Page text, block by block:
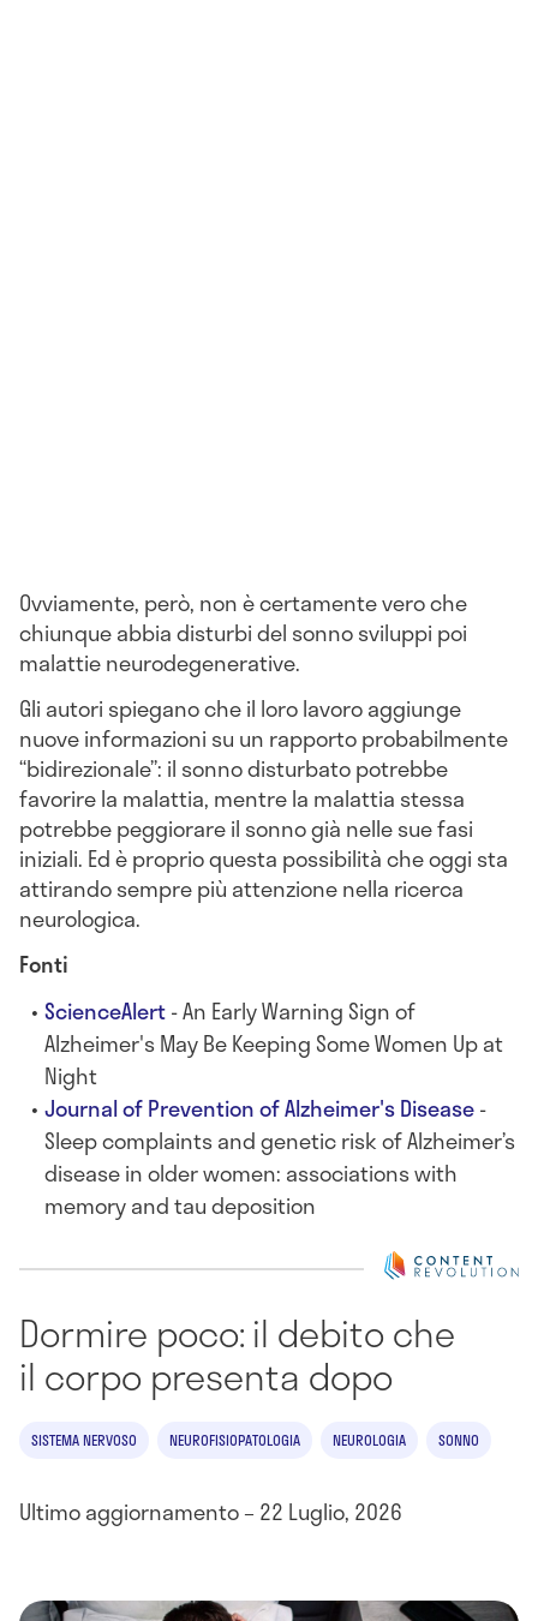
Ovviamente, però, non è certamente vero che
chiunque abbia disturbi del sonno sviluppi poi
malattie neurodegenerative.
Gli autori spiegano che il loro lavoro aggiunge
nuove informazioni su un rapporto probabilmente
“bidirezionale”: il sonno disturbato potrebbe
favorire la malattia, mentre la malattia stessa
potrebbe peggiorare il sonno già nelle sue fasi
iniziali. Ed è proprio questa possibilità che oggi sta
attirando sempre più attenzione nella ricerca
neurologica.
Fonti
ScienceAlert- An Early Warning Sign of
Alzheimer's May Be Keeping Some Women Up at
Night
Journal of Prevention of Alzheimer's Disease-
Sleep complaints and genetic risk of Alzheimer’s
disease in older women: associations with
memory and tau deposition
Dormire poco: il debito che
il corpo presenta dopo
SISTEMA NERVOSO NEUROFISIOPATOLOGIA NEUROLOGIA SONNO
Ultimo aggiornamento – 22 Luglio, 2026